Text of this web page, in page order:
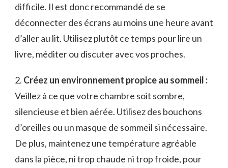
difficile. Il est donc ⁣recommandé de se
déconnecter des écrans⁣ au moins une​ heure avant
d’aller au lit. Utilisez plutôt ce temps pour‌ lire un
livre, méditer ou discuter avec vos proches.
2. Créez un environnement propice au sommeil :
Veillez à ce que votre ⁣chambre soit sombre,
silencieuse et bien aérée. Utilisez des⁢ bouchons
⁣d’oreilles ou un masque de⁣ sommeil si ⁣nécessaire.
De plus, maintenez une température agréable
dans ‍la ‍pièce, ni trop chaude ni⁣ trop froide, pour